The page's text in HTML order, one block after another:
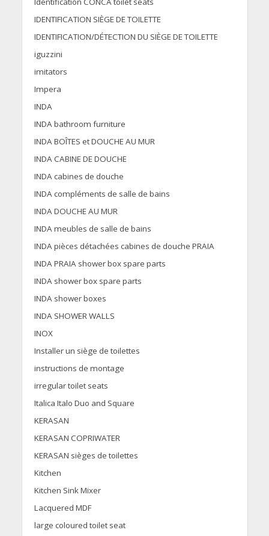
IDENTIFICATION SIÈGE DE TOILETTE
IDENTIFICATION/DÉTECTION DU SIÈGE DE TOILETTE
iguzzini
imitators
Impera
INDA
INDA bathroom furniture
INDA BOÎTES et DOUCHE AU MUR
INDA CABINE DE DOUCHE
INDA cabines de douche
INDA compléments de salle de bains
INDA DOUCHE AU MUR
INDA meubles de salle de bains
INDA pièces détachées cabines de douche PRAIA
INDA PRAIA shower box spare parts
INDA shower box spare parts
INDA shower boxes
INDA SHOWER WALLS
INOX
Installer un siège de toilettes
instructions de montage
irregular toilet seats
Italica Italo Duo and Square
KERASAN
KERASAN COPRIWATER
KERASAN sièges de toilettes
Kitchen
Kitchen Sink Mixer
Lacquered MDF
large coloured toilet seat